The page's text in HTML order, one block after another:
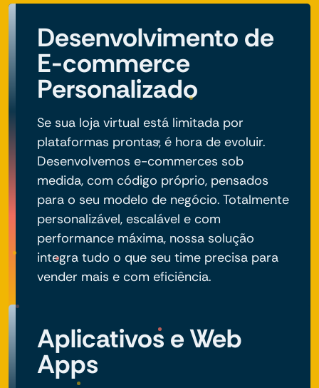
Desenvolvimento de
E-commerce
Personalizado
Se sua loja virtual está limitada por
plataformas prontas, é hora de evoluir.
Desenvolvemos e-commerces sob
medida, com código próprio, pensados
para o seu modelo de negócio. Totalmente
personalizável, escalável e com
performance máxima, nossa solução
integra tudo o que seu time precisa para
vender mais e com eficiência.
Aplicativos e Web
Apps